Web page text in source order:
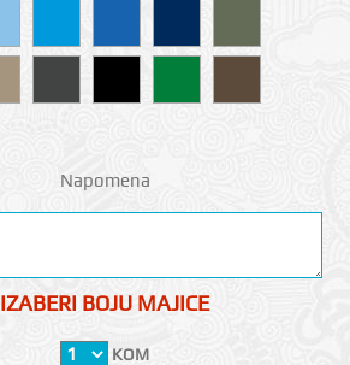
Napomena
IZABERI BOJU MAJICE
KOM